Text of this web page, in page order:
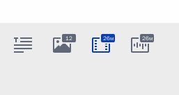
12 26м 26м